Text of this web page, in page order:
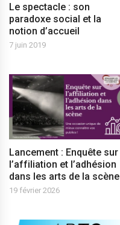
Le spectacle : son
paradoxe social et la
notion d’accueil
7 juin 2019
Lancement : Enquête sur
l’affiliation et l’adhésion
dans les arts de la scène
19 février 2026